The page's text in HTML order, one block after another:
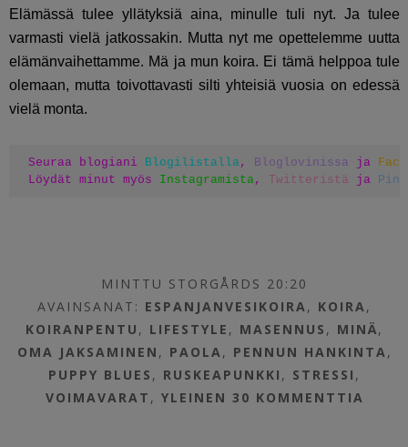
Elämässä tulee yllätyksiä aina, minulle tuli nyt. Ja tulee
varmasti vielä jatkossakin. Mutta nyt me opettelemme uutta
elämänvaihettamme. Mä ja mun koira. Ei tämä helppoa tule
olemaan, mutta toivottavasti silti yhteisiä vuosia on edessä
vielä monta.
Seuraa blogiani Blogilistalla, Bloglovinissa ja
Löydät minut myös Instagramista, Twitteristä ja
MINTTU STORGÅRDS 20:20
AVAINSANAT: ESPANJANVESIKOIRA, KOIRA,
KOIRANPENTU , LIFESTYLE , MASENNUS , MINÄ,
OMA JAKSAMINEN , PAOLA, PENNUN HANKINTA,
PUPPY BLUES , RUSKEAPUNKKI , STRESSI ,
VOIMAVARAT , YLEINEN 30 KOMMENTTIA